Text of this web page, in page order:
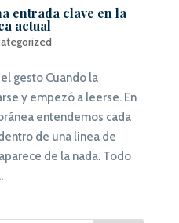
entrada clave en la
actual
gesto Cuando la
y empezó a leerse. En
entendemos cada
de una línea de
de la nada. Todo